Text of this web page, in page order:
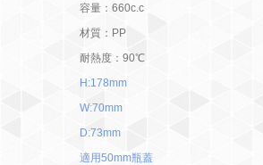
容量：660c.c
材質：PP
耐熱度：90℃
H:178mm
W:70mm
D:73mm
適用50mm瓶蓋